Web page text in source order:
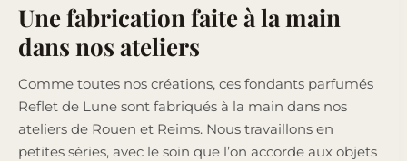
Une fabrication faite à la main
dans nos ateliers
Comme toutes nos créations, ces fondants parfumés
Reflet de Lune sont fabriqués à la main dans nos
ateliers de Rouen et Reims. Nous travaillons en
petites séries, avec le soin que l’on accorde aux objets